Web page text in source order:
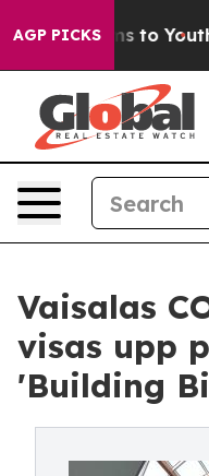
AGP PICKS
Harms to Youth
Vaisalas
visas upp
'Building